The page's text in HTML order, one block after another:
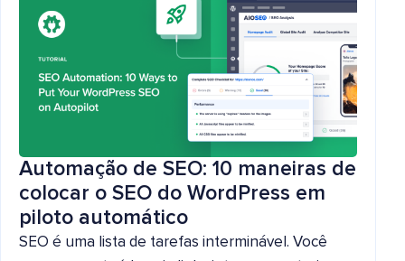
Automação de SEO: 10 maneiras de
colocar o SEO do WordPress em
piloto automático
SEO é uma lista de tarefas interminável. Você